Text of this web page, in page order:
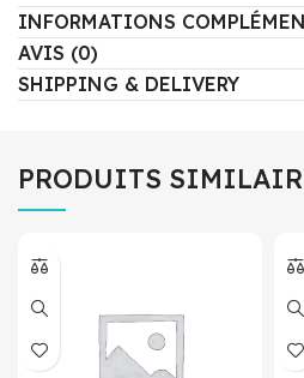
INFORMATIONS
AVIS (0)
SHIPPING & DELIVERY
PRODUITS